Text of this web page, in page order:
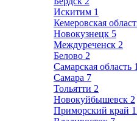
Искитим 1
Кемеровская
Новокузнецк 5
Междуреченск 2
Белово 2
Самарская область
Самара 7
Тольятти 2
Новокуйбышевск 2
Приморский край